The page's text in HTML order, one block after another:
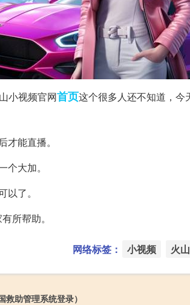
小视频官网首页这个很多人还不知道，今
能直播。
大加。
了。
所帮助。
网络标签： 小视频 火山
助管理系统登录）